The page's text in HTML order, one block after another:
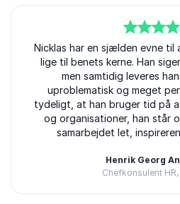
5ud af5
Nicklas har en sjælden evne
lige til benets kerne. Han
men samtidig leveres
uproblematisk og meget
tydeligt, at han bruger tid på
og organisationer, han står
samarbejdet let,
Henrik Georg
Chefkonsulent